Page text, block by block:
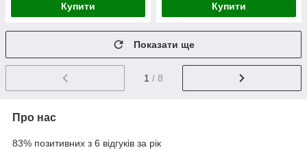
Купити Купити
Показати ще
1 / 8
Про нас
83% позитивних з 6 відгуків за рік